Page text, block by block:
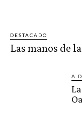
DESTACADO
Las manos de
A